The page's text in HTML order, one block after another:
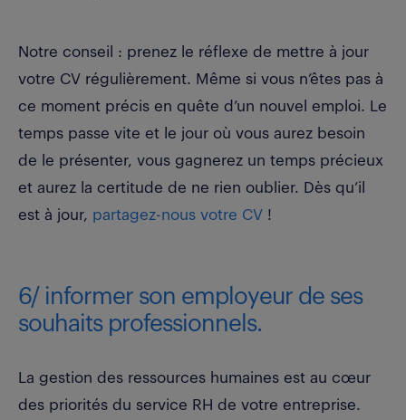
Notre conseil : prenez le réflexe de mettre à jour
votre CV régulièrement. Même si vous n’êtes pas à
ce moment précis en quête d’un nouvel emploi. Le
temps passe vite et le jour où vous aurez besoin
de le présenter, vous gagnerez un temps précieux
et aurez la certitude de ne rien oublier. Dès qu’il
est à jour, partagez-nous votre CV !
6/ informer son employeur de ses
souhaits professionnels.
La gestion des ressources humaines est au cœur
des priorités du service RH de votre entreprise.